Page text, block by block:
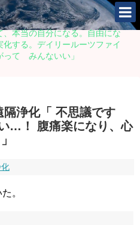
本当の自分になる。自由にな
する。デイリールーツファイ
て みんないい」
浄化「 不思議です
…！ 腹痛楽になり、心
。